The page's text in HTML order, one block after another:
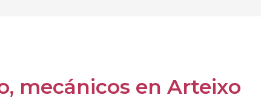
mecánicos en Arteixo